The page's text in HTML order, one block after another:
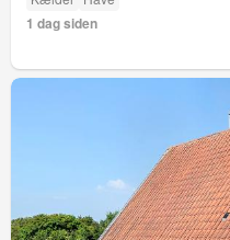
1 dag siden